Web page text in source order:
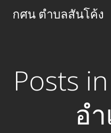
กศน ตำบลสันโค้ง
Posts
อ